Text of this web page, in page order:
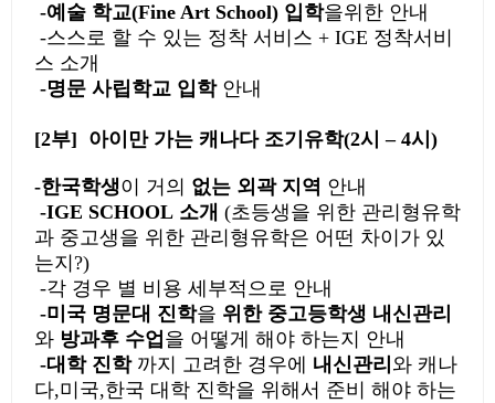
-예술 학교(Fine Art School) 입학을위한 안내
-스스로 할 수 있는 정착 서비스 + IGE 정착서비
스 소개
-명문 사립학교 입학안내
[2부] 아이만 가는 캐나다 조기유학(2시– 4시 )
-한국학생이 거의 없는 외곽 지역 안내
-IGE SCHOOL 소개 (초등생을 위한 관리형유학
과 중고생을 위한 관리형유학은 어떤 차이가 있
는지 ?)
-각 경우 별 비용 세부적으로 안내
-미국 명문대 진학을 위한 중고등학생 내신관리
와 방과후 수업 을 어떻게 해야 하는지 안내
-대학 진학 까지 고려한 경우에 내신관리 와 캐나
다,미국,한국 대학 진학을 위해서 준비 해야 하는